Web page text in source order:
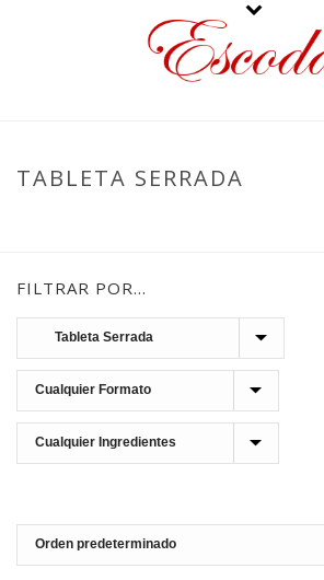
TABLETA SERRADA
FILTRAR POR…